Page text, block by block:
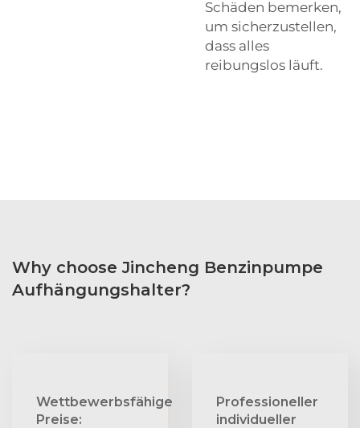
Schäden bemerken,
um sicherzustellen,
dass alles
reibungslos läuft.
Why choose Jincheng Benzinpumpe
Aufhängungshalter?
Wettbewerbsfähige
Preise:
Professioneller
individueller